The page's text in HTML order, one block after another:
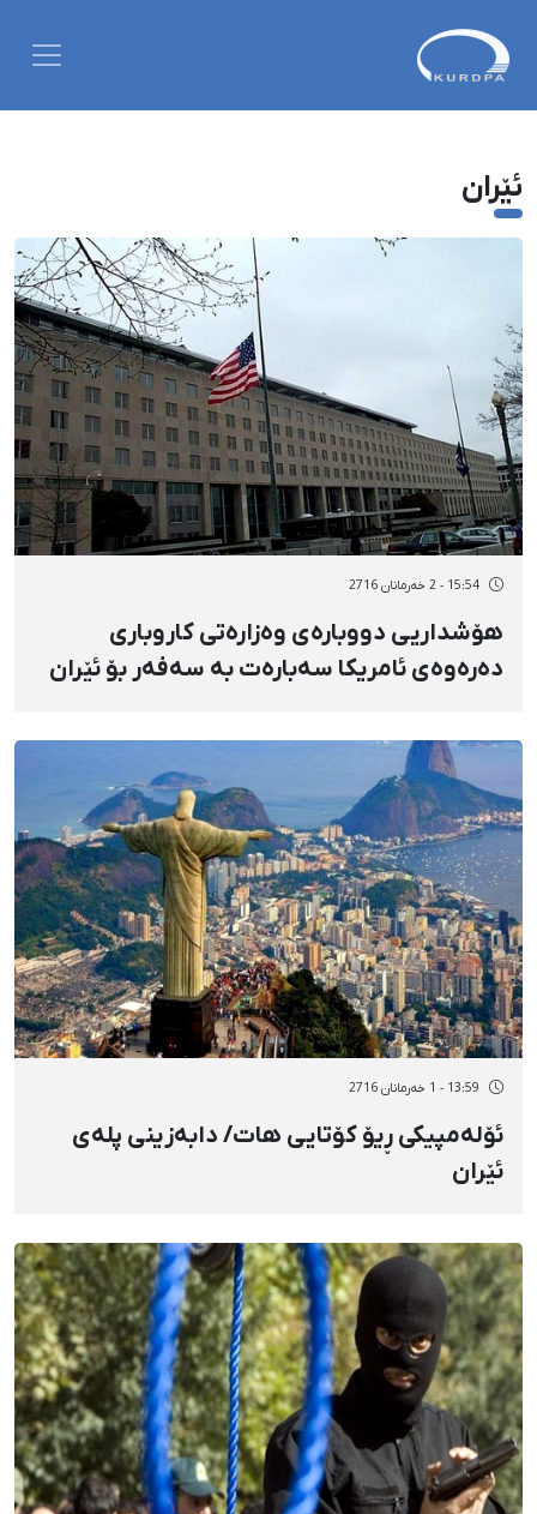
ئێران
15:54 - 2 خەرمانان 2716
هۆشداریی دووبارەی وەزارەتی کاروباری
دەرەوەی ئامریکا سەبارەت بە سەفەر بۆ ئێران
13:59 - 1 خەرمانان 2716
ئۆلەمپیکی ڕیۆ کۆتایی هات/ دابەزینی پلەی
ئێران